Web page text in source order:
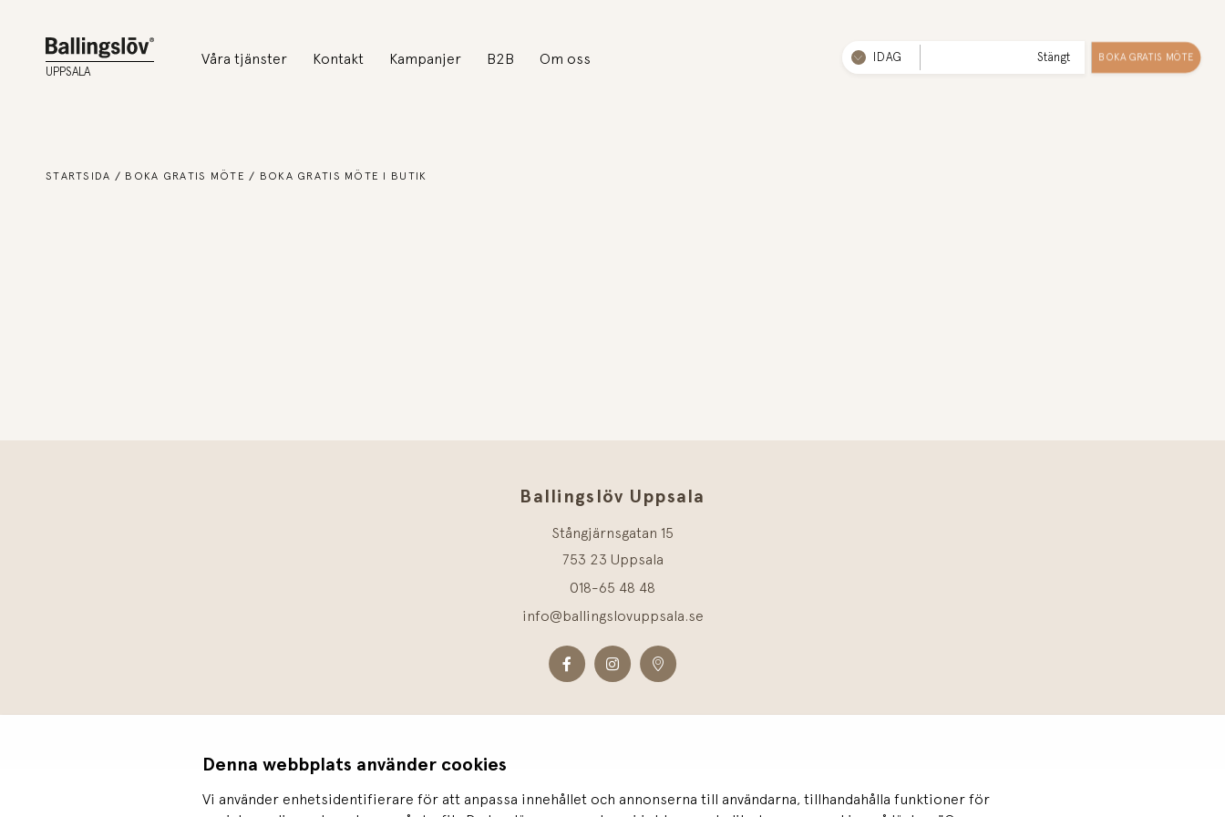
Denna webbplats använder cookies
Vi använder enhetsidentifierare för att anpassa innehållet och annonserna till användarna, tillhandahålla funktioner för
UPPSALA
Våra tjänster Kontakt Kampanjer B2B Om oss IDAG Stängt BOKA GRATIS MÖTE
STARTSIDA BOKA GRATIS MÖTE BOKA GRATIS MÖTE I BUTIK
Ballingslöv Uppsala
Stångjärnsgatan 15
753 23 Uppsala
018-65 48 48
info@ballingslovuppsala.se